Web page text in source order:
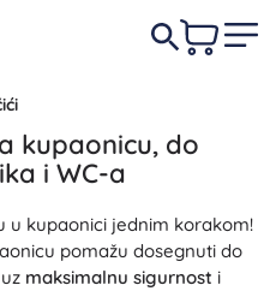
kupaonicu, do
i WC-a
u kupaonici jednim korakom!
pomažu dosegnuti do
maksimalnu sigurnost i